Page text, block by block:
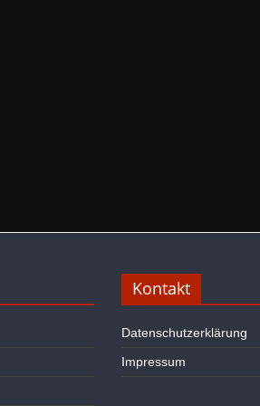
Kontakt
Datenschutzerklärung
Impressum